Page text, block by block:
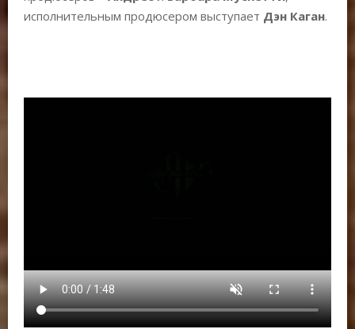
исполнительным продюсером выступает Дэн Каган.